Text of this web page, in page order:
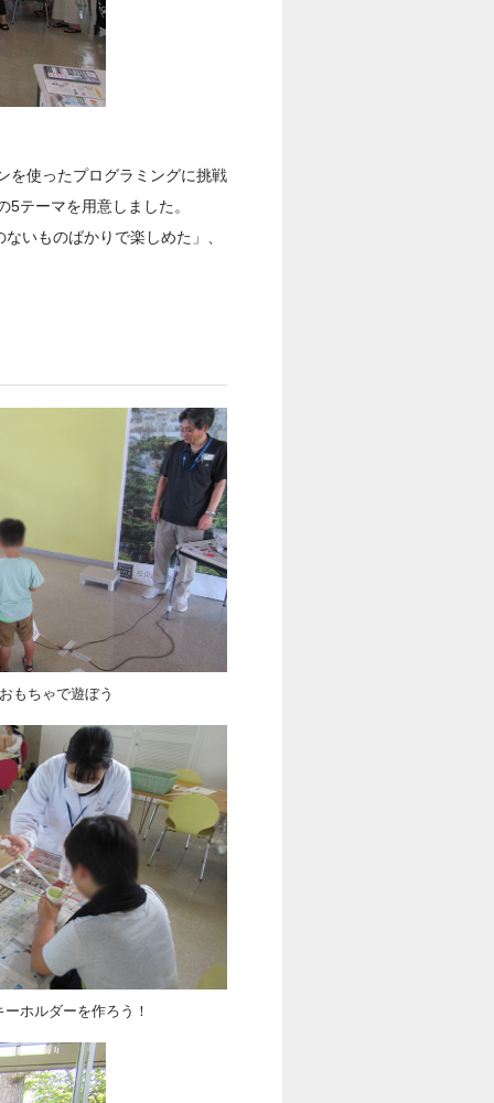
を使ったプログラミングに挑戦
テーマを用意しました。
いものばかりで楽しめた」、
もちゃで遊ぼう
ホルダーを作ろう！